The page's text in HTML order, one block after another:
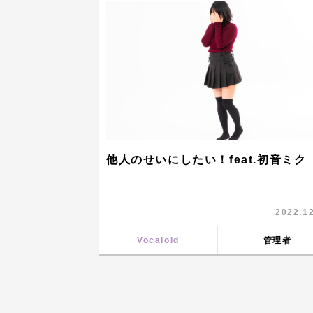
他人のせいにしたい！feat.初音ミク
Vocaloid 管理者